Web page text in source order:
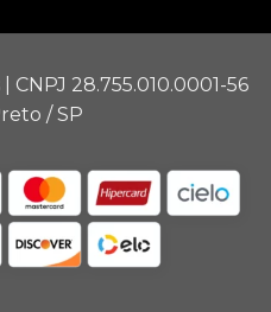
CNPJ 28.755.010.0001-56
/ SP